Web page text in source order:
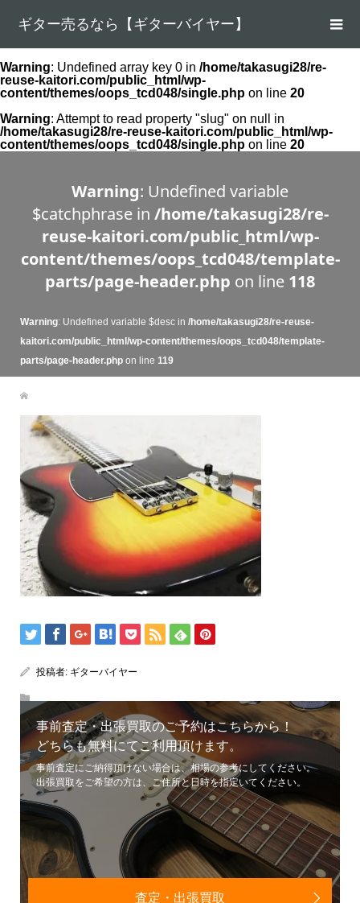
ギター売るなら【ギターバイヤー】
Warning: Undefined array key 0 in /home/takasugi28/re-
reuse-kaitori.com/public_html/wp-
content/themes/oops_tcd048/single.php on line 20
Warning: Attempt to read property "slug" on null in
/home/takasugi28/re-reuse-kaitori.com/public_html/wp-
content/themes/oops_tcd048/single.php on line 20
Warning: Undefined variable
$catchphrase in /home/takasugi28/re-
reuse-kaitori.com/public_html/wp-
content/themes/oops_tcd048/template-
parts/page-header.php on line 118
Warning: Undefined variable $desc in /home/takasugi28/re-reuse-
kaitori.com/public_html/wp-content/themes/oops_tcd048/template-
parts/page-header.phpon line 119
投稿者: ギターバイヤー
事前査定・出張買取のご予約はこちらから！
どちらも無料にてご利用頂けます。
事前査定にご納得頂けない場合は、相場の参考にしてください。
出張買取をご希望の方は、ご住所と日時を指定いてください。
査定・出張買取